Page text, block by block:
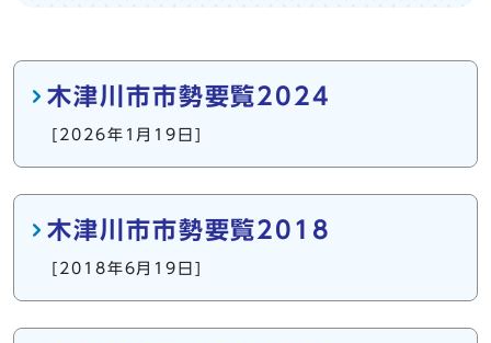
メインメニュー
木津川市市勢要覧2024
[2026年1月19日]
木津川市市勢要覧2018
[2018年6月19日]